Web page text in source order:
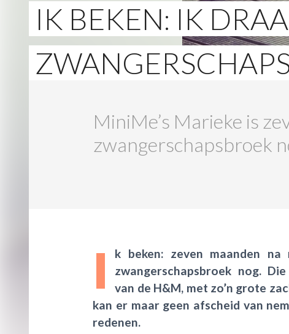
IK BEKEN: IK
MiniMe’s Marieke is
zwangerschapsbroek
I k beken: zeven maanden na
zwangerschapsbroek nog.
van de H&M, met zo’n grote
kan er maar geen afscheid van
redenen.